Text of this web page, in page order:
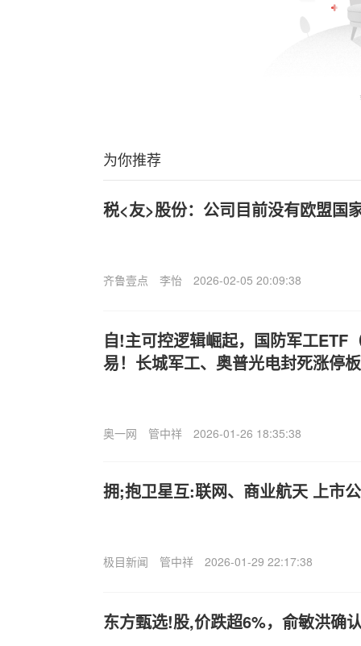
为你推荐
税<友>股份：公司目前没有欧盟国
齐鲁壹点 李怡 2026-02-05 20:09:38
自!主可控逻辑崛起，国防军工ETF
易！长城军工、奥普光电封死涨停
奥一网 管中祥 2026-01-26 18:35:38
拥;抱卫星互:联网、商业航天 上市
极目新闻 管中祥 2026-01-29 22:17:38
东方甄选!股,价跌超6%，俞敏洪确